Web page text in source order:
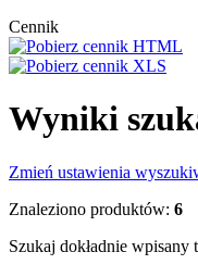
Cennik
Wyniki
Zmień ustawienia
Znaleziono produktów: 6
Szukaj dokładnie wpisany